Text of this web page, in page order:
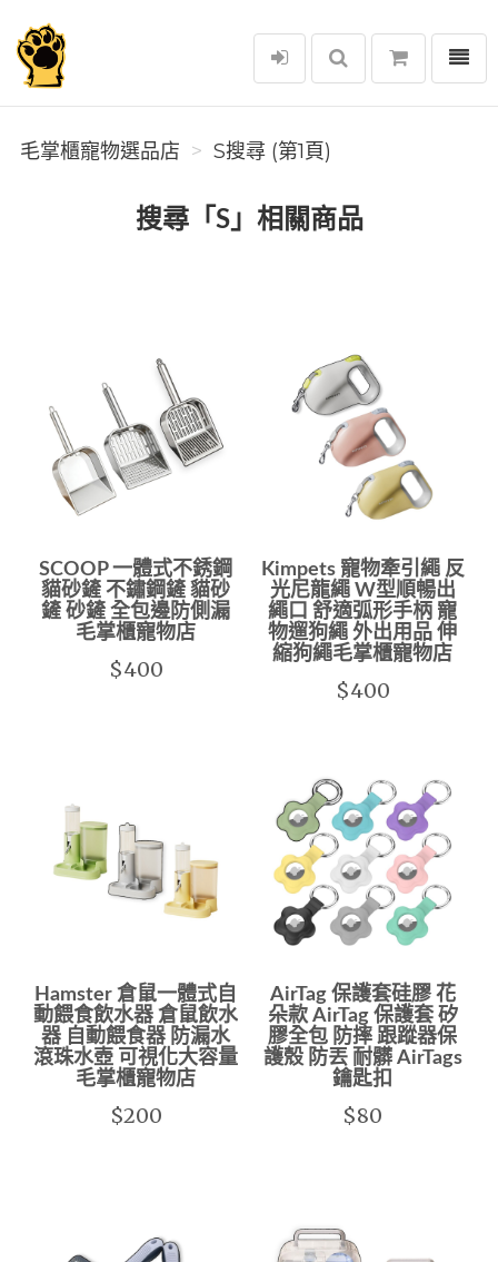
毛掌櫃寵物選品店
選單
毛掌櫃寵物選品店 S搜尋 (第1頁)
搜尋「S」相關商品
SCOOP 一體式不銹鋼
貓砂鏟 不鏽鋼鏟 貓砂
鏟 砂鏟 全包邊防側漏
毛掌櫃寵物店
$400
Kimpets 寵物牽引繩 反
光尼龍繩 W型順暢出
繩口 舒適弧形手柄 寵
物遛狗繩 外出用品 伸
縮狗繩毛掌櫃寵物店
$400
Hamster 倉鼠一體式自
動餵食飲水器 倉鼠飲水
器 自動餵食器 防漏水
滾珠水壺 可視化大容量
毛掌櫃寵物店
$200
AirTag 保護套硅膠 花
朵款 AirTag 保護套 矽
膠全包 防摔 跟蹤器保
護殼 防丟 耐髒 AirTags
鑰匙扣
$80